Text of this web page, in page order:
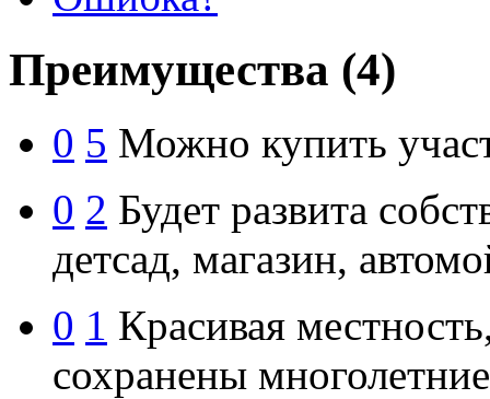
Преимущества (4)
0 5 Можно купить
0 2 Будет развита
детсад, магазин,
0 1 Красивая
сохранены